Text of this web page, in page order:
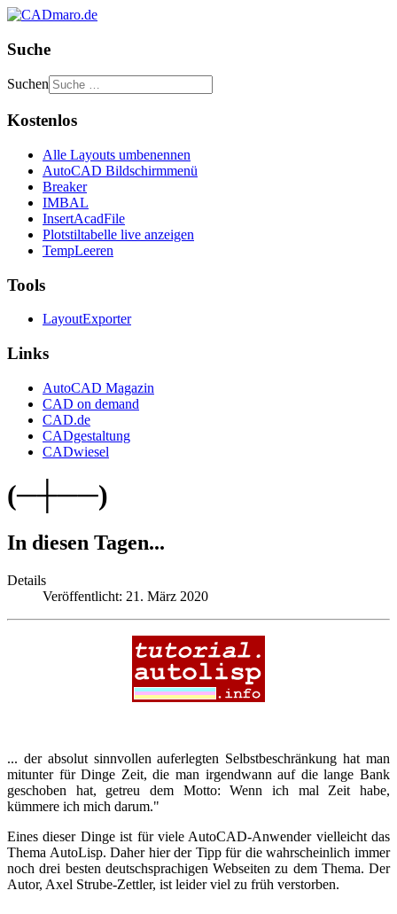
Suche
Suchen
Kostenlos
Alle Layouts umbenennen
AutoCAD Bildschirmmenü
Breaker
IMBAL
InsertAcadFile
Plotstiltabelle live anzeigen
TempLeeren
Tools
LayoutExporter
Links
AutoCAD Magazin
CAD on demand
CAD.de
CADgestaltung
CADwiesel
(─┼──)
In diesen Tagen...
Details
Veröffentlicht: 21. März 2020
... der absolut sinnvollen auferlegten Selbstbeschränkung hat man
mitunter für Dinge Zeit, die man irgendwann auf die lange Bank
geschoben hat, getreu dem Motto: Wenn ich mal Zeit habe,
kümmere ich mich darum."
Eines dieser Dinge ist für viele AutoCAD-Anwender vielleicht das
Thema AutoLisp. Daher hier der Tipp für die wahrscheinlich immer
noch drei besten deutschsprachigen Webseiten zu dem Thema. Der
Autor, Axel Strube-Zettler, ist leider viel zu früh verstorben.